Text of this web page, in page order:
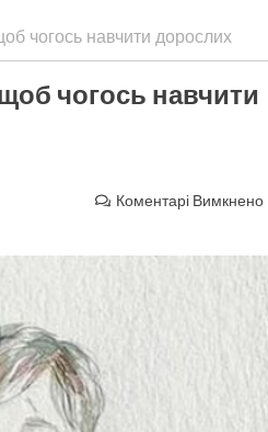
чогось навчити дорослих
чогось навчити
Коментарі Вимкнено